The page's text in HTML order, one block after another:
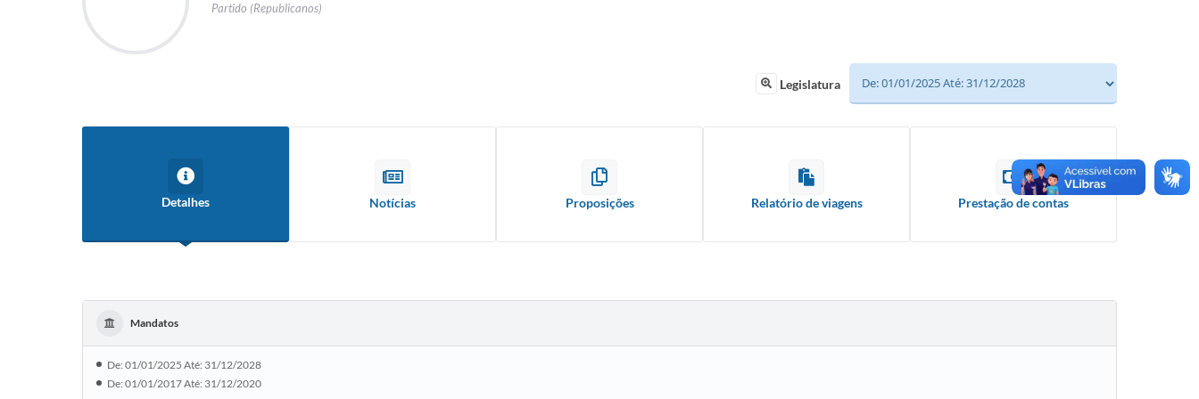
Partido (Republicanos)
Legislatura
Detalhes Notícias Proposições Relatório de viagens Prestação de contas
Mandatos
De: 01/01/2025 Até: 31/12/2028
De: 01/01/2017 Até: 31/12/2020